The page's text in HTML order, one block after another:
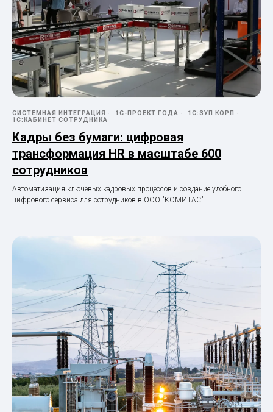
СИСТЕМНАЯ ИНТЕГРАЦИЯ 1С-ПРОЕКТ ГОДА
1С:ЗУП КОРП
1С:КАБИНЕТ СОТРУДНИКА
Кадры без бумаги: цифровая
трансформация HR в масштабе 600
сотрудников
Автоматизация ключевых кадровых процессов и создание удобного
цифрового сервиса для сотрудников в ООО "КОМИТАС".